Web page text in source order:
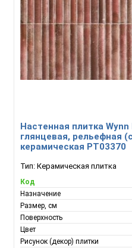
Настенная плитка
глянцевая, рельефная
керамическая PT03370
Тип: Керамическая плитка
Код
Назначение
Размер, см
Поверхность
Цвет
Рисунок (декор) плитки